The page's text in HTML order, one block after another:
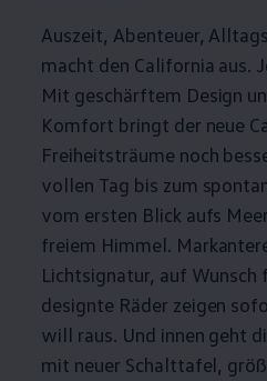
Auszeit, Abenteuer,
macht den California aus.
Mit geschärftem Design
Komfort bringt der neue
Freiheitsträume noch
vollen Tag bis zum
vom ersten Blick aufs
freiem Himmel.
Lichtsignatur, auf Wunsch
designte Räder zeigen
will raus. Und innen geht
mit neuer Schalttafel,